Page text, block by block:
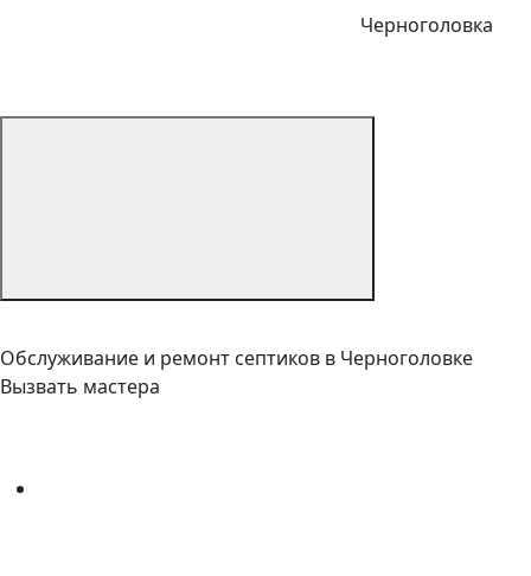
Черноголовка
Обслуживание и ремонт септиков в Черноголовке
Вызвать мастера